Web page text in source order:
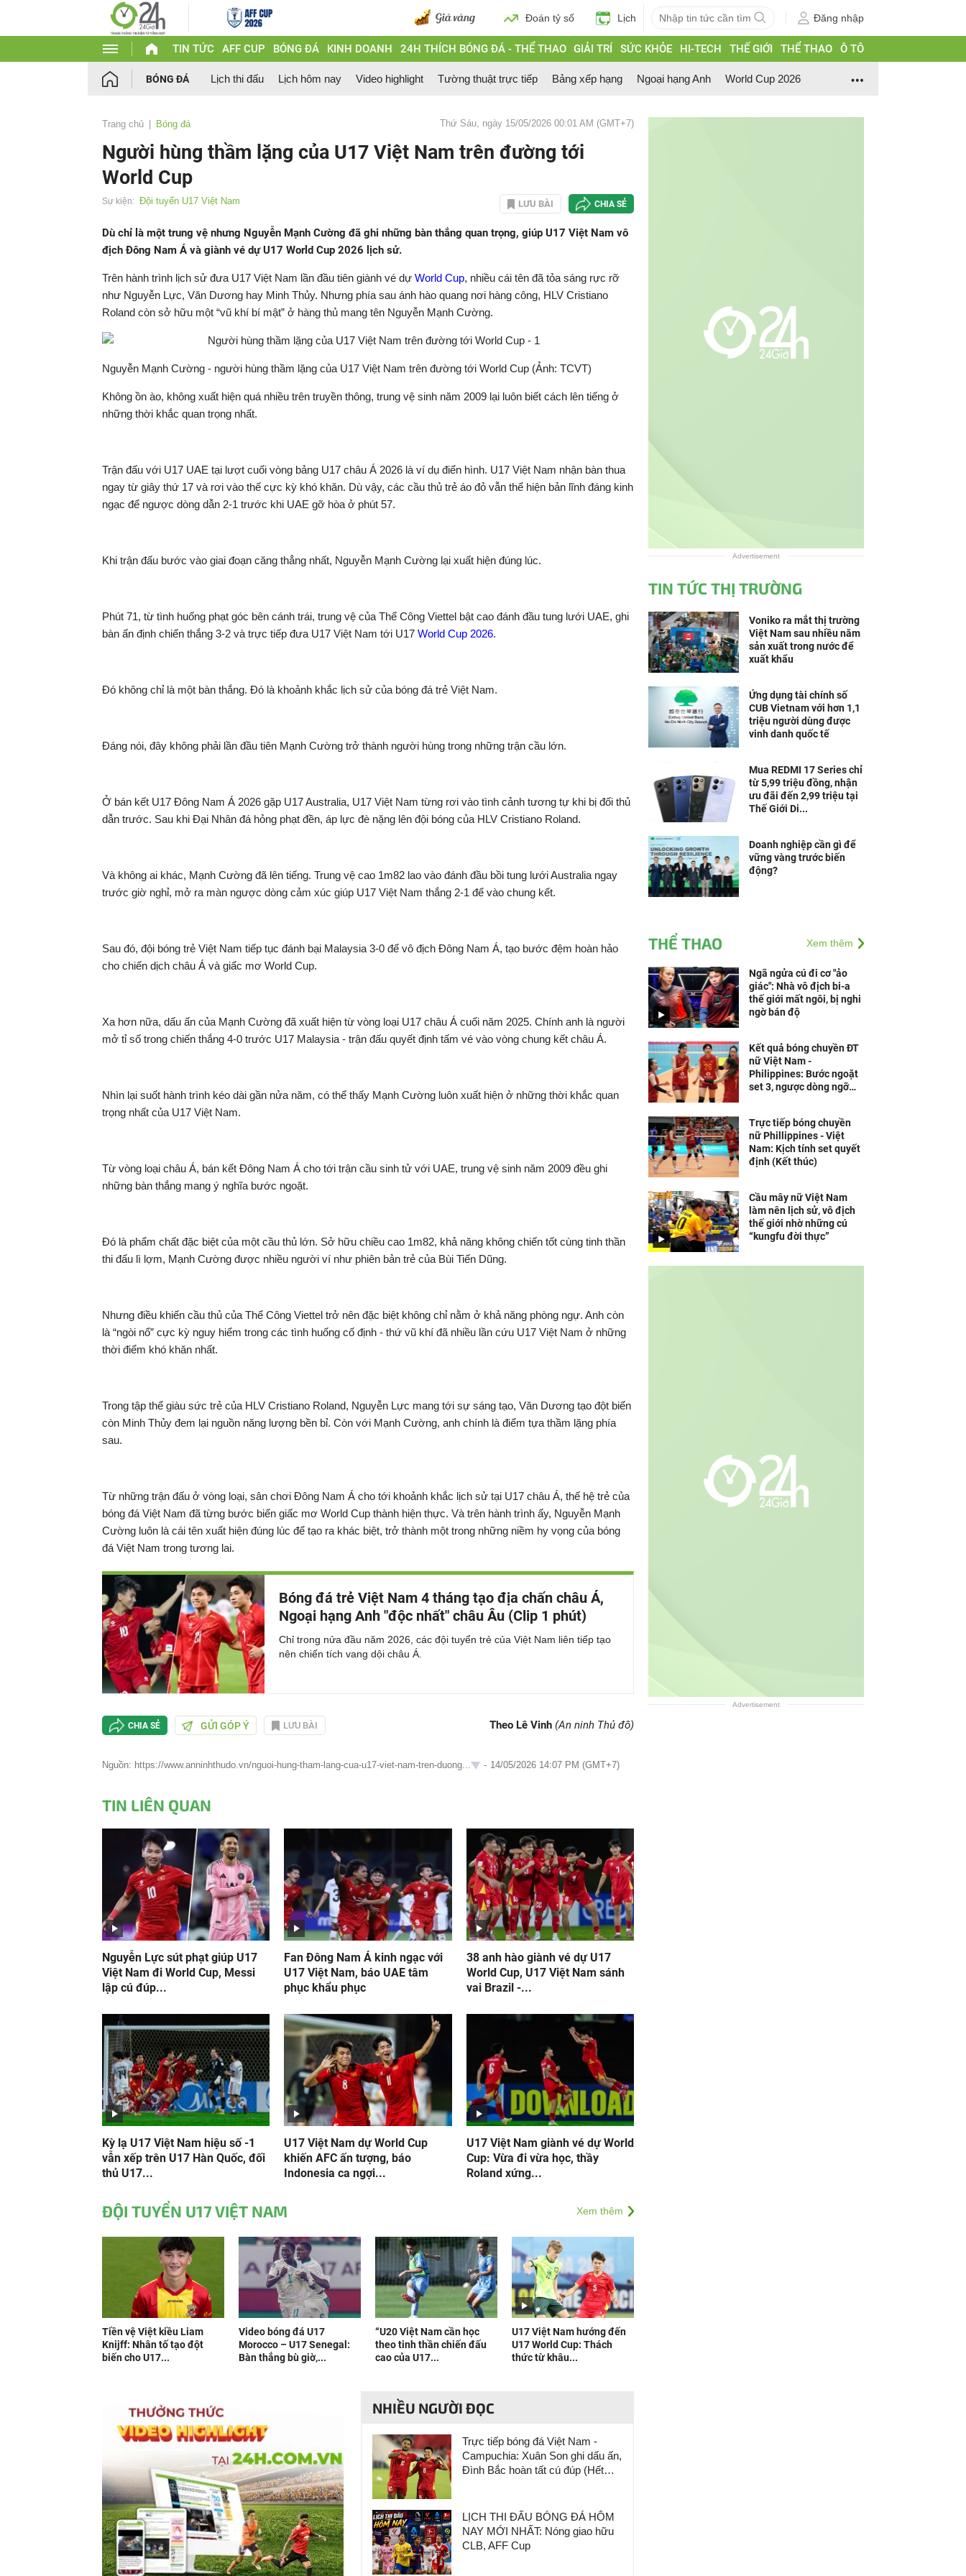
Đoán tỷ số Lịch Đăng nhập
TIN TỨC AFF CUP BÓNG ĐÁ KINH DOANH 24H THÍCH BÓNG ĐÁ - THỂ THAO GIẢI TRÍ SỨC KHỎE HI-TECH THẾ GIỚI THỂ THAO Ô TÔ
BÓNG ĐÁ Lịch thi đấu Lịch hôm nay Video highlight Tường thuật trực tiếp Bảng xếp hạng Ngoại hạng Anh World Cup 2026
Trang chủ Bóng đá Thứ Sáu, ngày 15/05/2026 00:01 AM (GMT+7)
Người hùng thầm lặng của U17 Việt Nam trên đường tới
World Cup
Sự kiện: Đội tuyển U17 Việt Nam LƯU BÀI CHIA SẺ
Dù chỉ là một trung vệ nhưng Nguyễn Mạnh Cường đã ghi những bàn thắng quan trọng, giúp U17 Việt Nam vô
địch Đông Nam Á và giành vé dự U17 World Cup 2026 lịch sử.
Trên hành trình lịch sử đưa U17 Việt Nam lần đầu tiên giành vé dự World Cup, nhiều cái tên đã tỏa sáng rực rỡ
như Nguyễn Lực, Văn Dương hay Minh Thủy. Nhưng phía sau ánh hào quang nơi hàng công, HLV Cristiano
Roland còn sở hữu một “vũ khí bí mật” ở hàng thủ mang tên Nguyễn Mạnh Cường.
Nguyễn Mạnh Cường - người hùng thầm lặng của U17 Việt Nam trên đường tới World Cup (Ảnh: TCVT)
Không ồn ào, không xuất hiện quá nhiều trên truyền thông, trung vệ sinh năm 2009 lại luôn biết cách lên tiếng ở
những thời khắc quan trọng nhất.
Trận đấu với U17 UAE tại lượt cuối vòng bảng U17 châu Á 2026 là ví dụ điển hình. U17 Việt Nam nhận bàn thua
ngay từ giây thứ 17 và rơi vào thế cực kỳ khó khăn. Dù vậy, các cầu thủ trẻ áo đỏ vẫn thể hiện bản lĩnh đáng kinh
ngạc để ngược dòng dẫn 2-1 trước khi UAE gỡ hòa ở phút 57.
Khi trận đấu bước vào giai đoạn căng thẳng nhất, Nguyễn Mạnh Cường lại xuất hiện đúng lúc.
Phút 71, từ tình huống phạt góc bên cánh trái, trung vệ của Thể Công Viettel bật cao đánh đầu tung lưới UAE, ghi
bàn ấn định chiến thắng 3-2 và trực tiếp đưa U17 Việt Nam tới U17 World Cup 2026.
Đó không chỉ là một bàn thắng. Đó là khoảnh khắc lịch sử của bóng đá trẻ Việt Nam.
Đáng nói, đây không phải lần đầu tiên Mạnh Cường trở thành người hùng trong những trận cầu lớn.
Ở bán kết U17 Đông Nam Á 2026 gặp U17 Australia, U17 Việt Nam từng rơi vào tình cảnh tương tự khi bị đối thủ
dẫn trước. Sau khi Đại Nhân đá hỏng phạt đền, áp lực đè nặng lên đội bóng của HLV Cristiano Roland.
Và không ai khác, Mạnh Cường đã lên tiếng. Trung vệ cao 1m82 lao vào đánh đầu bồi tung lưới Australia ngay
trước giờ nghỉ, mở ra màn ngược dòng cảm xúc giúp U17 Việt Nam thắng 2-1 để vào chung kết.
Sau đó, đội bóng trẻ Việt Nam tiếp tục đánh bại Malaysia 3-0 để vô địch Đông Nam Á, tạo bước đệm hoàn hảo
cho chiến dịch châu Á và giấc mơ World Cup.
Xa hơn nữa, dấu ấn của Mạnh Cường đã xuất hiện từ vòng loại U17 châu Á cuối năm 2025. Chính anh là người
mở tỉ số trong chiến thắng 4-0 trước U17 Malaysia - trận đấu quyết định tấm vé vào vòng chung kết châu Á.
Nhìn lại suốt hành trình kéo dài gần nửa năm, có thể thấy Mạnh Cường luôn xuất hiện ở những thời khắc quan
trọng nhất của U17 Việt Nam.
Từ vòng loại châu Á, bán kết Đông Nam Á cho tới trận cầu sinh tử với UAE, trung vệ sinh năm 2009 đều ghi
những bàn thắng mang ý nghĩa bước ngoặt.
Đó là phẩm chất đặc biệt của một cầu thủ lớn. Sở hữu chiều cao 1m82, khả năng không chiến tốt cùng tinh thần
thi đấu lì lợm, Mạnh Cường được nhiều người ví như phiên bản trẻ của Bùi Tiến Dũng.
Nhưng điều khiến cầu thủ của Thể Công Viettel trở nên đặc biệt không chỉ nằm ở khả năng phòng ngự. Anh còn
là “ngòi nổ” cực kỳ nguy hiểm trong các tình huống cố định - thứ vũ khí đã nhiều lần cứu U17 Việt Nam ở những
thời điểm khó khăn nhất.
Trong tập thể giàu sức trẻ của HLV Cristiano Roland, Nguyễn Lực mang tới sự sáng tạo, Văn Dương tạo đột biến
còn Minh Thủy đem lại nguồn năng lượng bền bỉ. Còn với Mạnh Cường, anh chính là điểm tựa thầm lặng phía
sau.
Từ những trận đấu ở vòng loại, sân chơi Đông Nam Á cho tới khoảnh khắc lịch sử tại U17 châu Á, thế hệ trẻ của
bóng đá Việt Nam đã từng bước biến giấc mơ World Cup thành hiện thực. Và trên hành trình ấy, Nguyễn Mạnh
Cường luôn là cái tên xuất hiện đúng lúc để tạo ra khác biệt, trở thành một trong những niềm hy vọng của bóng
đá Việt Nam trong tương lai.
Bóng đá trẻ Việt Nam 4 tháng tạo địa chấn châu Á,
Ngoại hạng Anh "độc nhất" châu Âu (Clip 1 phút)
Chỉ trong nửa đầu năm 2026, các đội tuyển trẻ của Việt Nam liên tiếp tạo
nên chiến tích vang dội châu Á.
CHIA SẺ GỬI GÓP Ý LƯU BÀI Theo Lê Vinh (An ninh Thủ đô)
Nguồn: https://www.anninhthudo.vn/nguoi-hung-tham-lang-cua-u17-viet-nam-tren-duong... - 14/05/2026 14:07 PM (GMT+7)
TIN LIÊN QUAN
Nguyễn Lực sút phạt giúp U17
Việt Nam đi World Cup, Messi
lập cú đúp...
Fan Đông Nam Á kinh ngạc với
U17 Việt Nam, báo UAE tâm
phục khẩu phục
38 anh hào giành vé dự U17
World Cup, U17 Việt Nam sánh
vai Brazil -...
Kỳ lạ U17 Việt Nam hiệu số -1
vẫn xếp trên U17 Hàn Quốc, đối
thủ U17...
U17 Việt Nam dự World Cup
khiến AFC ấn tượng, báo
Indonesia ca ngợi...
U17 Việt Nam giành vé dự World
Cup: Vừa đi vừa học, thầy
Roland xứng...
ĐỘI TUYỂN U17 VIỆT NAM Xem thêm
Tiền vệ Việt kiều Liam
Knijff: Nhân tố tạo đột
biến cho U17...
Video bóng đá U17
Morocco – U17 Senegal:
Bàn thắng bù giờ,...
“U20 Việt Nam cần học
theo tinh thần chiến đấu
cao của U17...
U17 Việt Nam hướng đến
U17 World Cup: Thách
thức từ khâu...
NHIỀU NGƯỜI ĐỌC
Trực tiếp bóng đá Việt Nam -
Campuchia: Xuân Son ghi dấu ấn,
Đình Bắc hoàn tất cú đúp (Hết
LỊCH THI ĐẤU BÓNG ĐÁ HÔM
NAY MỚI NHẤT: Nóng giao hữu
CLB, AFF Cup
Advertisement
TIN TỨC THỊ TRƯỜNG
Voniko ra mắt thị trường
Việt Nam sau nhiều năm
sản xuất trong nước để
xuất khẩu
Ứng dụng tài chính số
CUB Vietnam với hơn 1,1
triệu người dùng được
vinh danh quốc tế
Mua REDMI 17 Series chỉ
từ 5,99 triệu đồng, nhận
ưu đãi đến 2,99 triệu tại
Thế Giới Di...
Doanh nghiệp cần gì để
vững vàng trước biến
động?
THỂ THAO Xem thêm
Ngã ngửa cú đi cơ "ảo
giác": Nhà vô địch bi-a
thế giới mất ngôi, bị nghi
ngờ bán độ
Kết quả bóng chuyền ĐT
nữ Việt Nam -
Philippines: Bước ngoặt
set 3, ngược dòng ngỡ
Trực tiếp bóng chuyền
nữ Phillippines - Việt
Nam: Kịch tính set quyết
định (Kết thúc)
Cầu mây nữ Việt Nam
làm nên lịch sử, vô địch
thế giới nhờ những cú
“kungfu đời thực”
Advertisement